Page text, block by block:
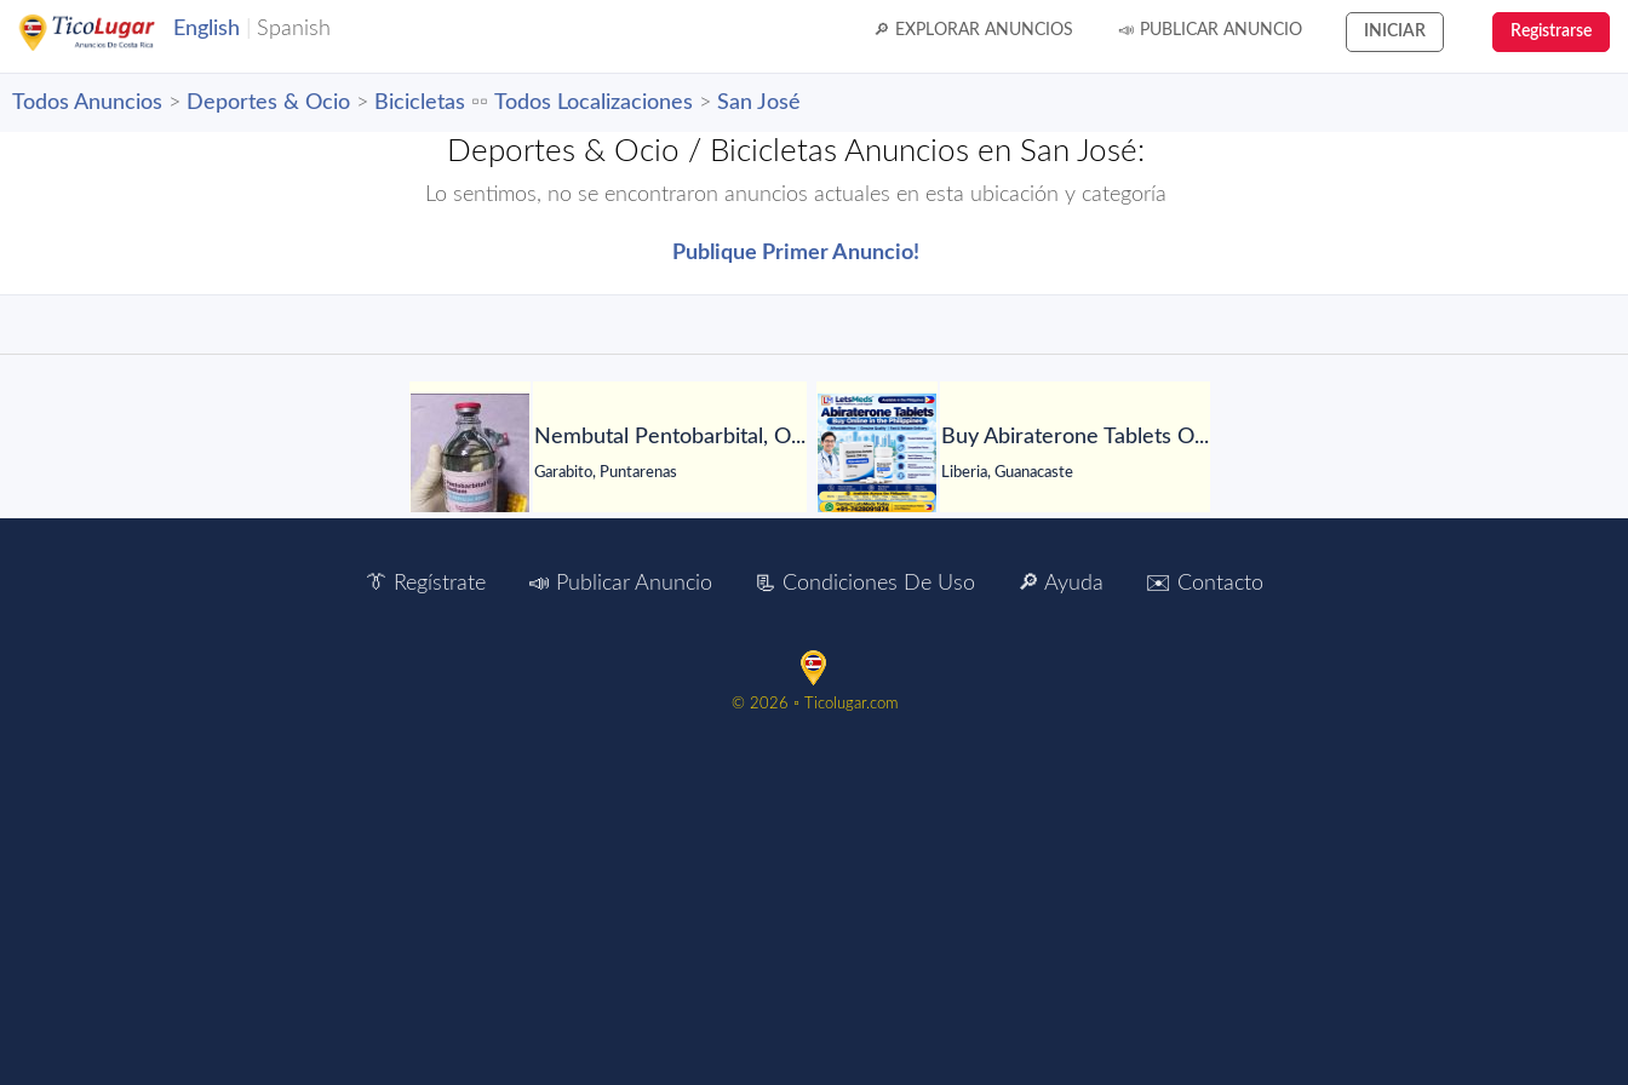
🔎 EXPLORAR ANUNCIOS 📣 PUBLICAR ANUNCIO INICIAR Registrarse
Todos Anuncios > Deportes & Ocio > Bicicletas ▫️▫️ Todos Localizaciones > San José
Deportes & Ocio / Bicicletas Anuncios en San José:
Lo sentimos, no se encontraron anuncios actuales en esta ubicación y categoría
Publique Primer Anuncio!
Nembutal Pentobarbital, O...
Garabito, Puntarenas
Buy Abiraterone Tablets O...
Liberia, Guanacaste
👔 Regístrate 📣 Publicar Anuncio 📃 Condiciones De Uso 🔎 Ayuda ✉️ Contacto
©️ 2026 ▫️ Ticolugar.com